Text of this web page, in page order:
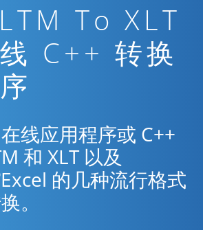
To XLT
C++ 转换
线应用程序或 C++
和 XLT 以及
Excel 的几种流行格式
。